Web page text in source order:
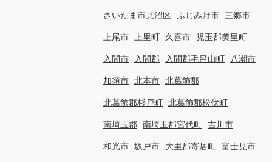
さいたま市見沼区 ふじみ野市 三郷市
上尾市 上里町 久喜市 児玉郡美里町
入間市 入間郡 入間郡毛呂山町 八潮市
加須市 北本市 北葛飾郡
北葛飾郡杉戸町 北葛飾郡松伏町
南埼玉郡 南埼玉郡宮代町 吉川市
和光市 坂戸市 大里郡寄居町 富士見市